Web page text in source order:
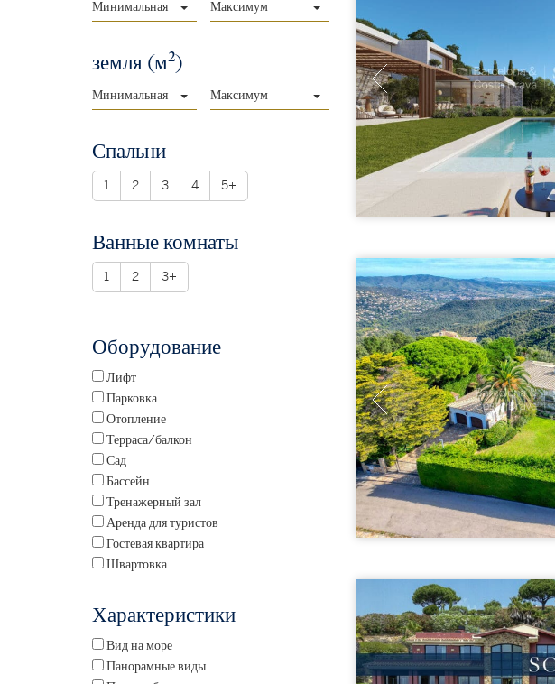
Минимальная Максимум
земля (м2)
Минимальная Максимум
Спальни
1 2 3 4 5+
Ванные комнаты
1 2 3+
Оборудование
Лифт
Парковка
Отопление
Терраса/балкон
Сад
Бассейн
Тренажерный зал
Аренда для туристов
Гостевая квартира
Швартовка
Характеристики
Вид на море
Панорамные виды